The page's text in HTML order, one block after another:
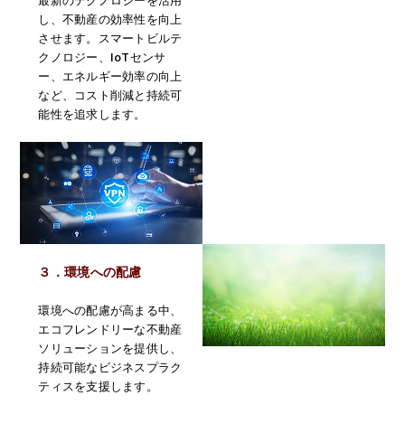
し、不動産の効率性を向上
させます。スマートビルテ
クノロジー、IoTセンサ
ー、エネルギー効率の向上
など、コスト削減と持続可
能性を追求します。
３．環境への配慮
環境への配慮が高まる中、
エコフレンドリーな不動産
ソリューションを提供し、
持続可能なビジネスプラク
ティスを支援します。